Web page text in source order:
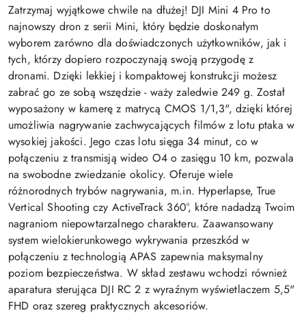
Zatrzymaj wyjątkowe chwile na dłużej! DJI Mini 4 Pro to
najnowszy dron z serii Mini, który będzie doskonałym
wyborem zarówno dla doświadczonych użytkowników, jak i
tych, którzy dopiero rozpoczynają swoją przygodę z
dronami. Dzięki lekkiej i kompaktowej konstrukcji możesz
zabrać go ze sobą wszędzie - waży zaledwie 249 g. Został
wyposażony w kamerę z matrycą CMOS 1/1,3", dzięki której
umożliwia nagrywanie zachwycających filmów z lotu ptaka w
wysokiej jakości. Jego czas lotu sięga 34 minut, co w
połączeniu z transmisją wideo O4 o zasięgu 10 km, pozwala
na swobodne zwiedzanie okolicy. Oferuje wiele
różnorodnych trybów nagrywania, m.in. Hyperlapse, True
Vertical Shooting czy ActiveTrack 360°, które nadadzą Twoim
nagraniom niepowtarzalnego charakteru. Zaawansowany
system wielokierunkowego wykrywania przeszkód w
połączeniu z technologią APAS zapewnia maksymalny
poziom bezpieczeństwa. W skład zestawu wchodzi również
aparatura sterująca DJI RC 2 z wyraźnym wyświetlaczem 5,5"
FHD oraz szereg praktycznych akcesoriów.